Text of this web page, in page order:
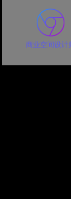
商业空间设计